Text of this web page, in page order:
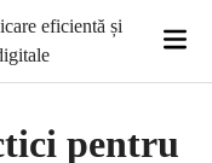
eficientă și
pentru